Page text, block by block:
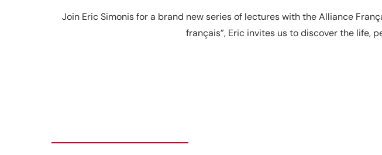
Join Eric Simonis for a brand new series of lectures with the Alliance
français”, Eric invites us to discover the life,